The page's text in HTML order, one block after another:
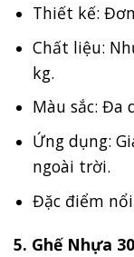
Thiết kế:
Chất liệu:
kg.
Màu sắc: Đa
Ứng dụng:
ngoài trời.
Đặc điểm
5. Ghế Nhựa